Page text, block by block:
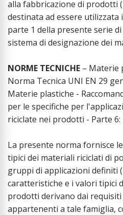
alla fabbricazione di prodotti
destinata ad essere utilizzata
parte 1 della presente serie
sistema di designazione dei
NORME TECNICHE – Materie
Norma Tecnica UNI EN 29
Materie plastiche -
per le specifiche per
riciclate nei prodotti - Parte 6:
La presente norma fornisce
tipici dei materiali riciclati di
gruppi di applicazioni definiti
caratteristiche e i valori tipici
prodotti derivano dai
appartenenti a tale famiglia,